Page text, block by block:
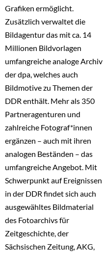
Grafiken ermöglicht.
Zusätzlich verwaltet die
Bildagentur das mit ca. 14
Millionen Bildvorlagen
umfangreiche analoge Archiv
der dpa, welches auch
Bildmotive zu Themen der
DDR enthält. Mehr als 350
Partneragenturen und
zahlreiche Fotograf*innen
ergänzen – auch mit ihren
analogen Beständen – das
umfangreiche Angebot. Mit
Schwerpunkt auf Ereignissen
in der DDR findet sich auch
ausgewähltes Bildmaterial
des Fotoarchivs für
Zeitgeschichte, der
Sächsischen Zeitung, AKG,